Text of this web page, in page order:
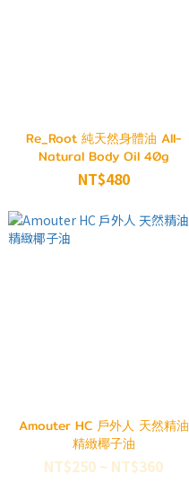
Re_Root 純天然身體油 All-
Natural Body Oil 40g
NT$480
Amouter HC 戶外人 天然精油
精緻椰子油
NT$250 ~ NT$360